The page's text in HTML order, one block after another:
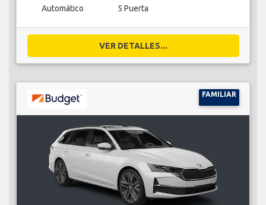
Automático 5 Puerta
VER DETALLES...
FAMILIAR